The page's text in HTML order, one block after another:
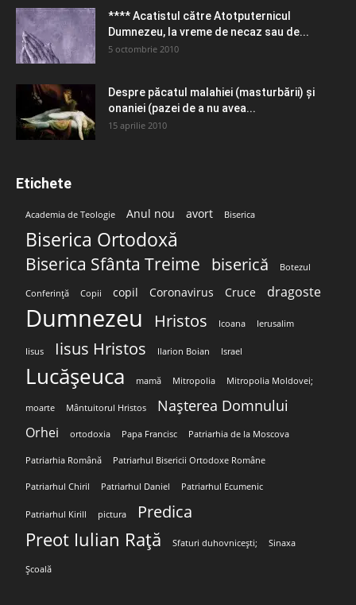
**** Acatistul către Atotputernicul
Dumnezeu, la vreme de necaz sau de...
5 octombrie 2010
Despre păcatul malahiei (masturbării) şi
onaniei (pazei de a nu avea...
15 aprilie 2010
Etichete
Academia de Teologie Anul nou avort Biserica
Biserica Ortodoxă
Biserica Sfânta Treime biserică Botezul
Conferință Copii copil Coronavirus Cruce dragoste
Dumnezeu Hristos Icoana Ierusalim
Iisus Iisus Hristos Ilarion Boian Israel
Lucășeuca mamă Mitropolia Mitropolia Moldovei;
moarte Mântuitorul Hristos Nașterea Domnului
Orhei ortodoxia Papa Francisc Patriarhia de la Moscova
Patriarhia Română Patriarhul Bisericii Ortodoxe Române
Patriarhul Chiril Patriarhul Daniel Patriarhul Ecumenic
Patriarhul Kirill pictura Predica
Preot Iulian Rață Sfaturi duhovnicești; Sinaxa
Școală